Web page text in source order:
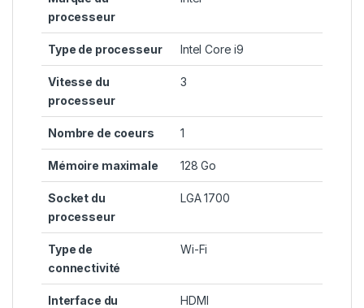
processeur
Type de processeur ‎Intel Core i9
Vitesse du
processeur
‎3
Nombre de coeurs ‎1
Mémoire maximale ‎128 Go
Socket du
processeur
‎LGA 1700
Type de
connectivité
‎Wi-Fi
Interface du
‎HDMI